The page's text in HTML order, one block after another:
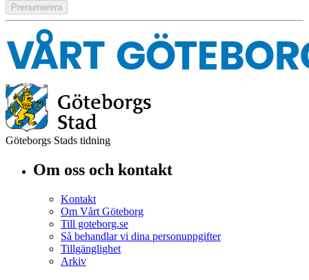
Göteborgs Stads tidning
Om oss och kontakt
Kontakt
Om Vårt Göteborg
Till goteborg.se
Så behandlar vi dina personuppgifter
Tillgänglighet
Arkiv